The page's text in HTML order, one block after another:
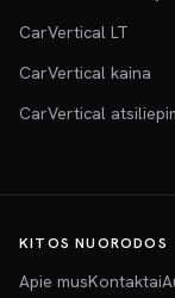
CarVertical LT
CarVertical kaina
CarVertical
KITOS NUORODOS
Apie musKontaktai